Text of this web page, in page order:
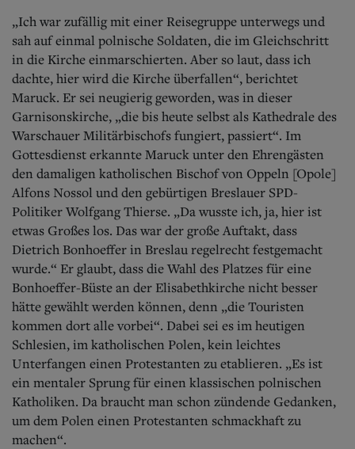
„Ich war zufällig mit einer Reisegruppe unterwegs und
sah auf einmal polnische Soldaten, die im Gleichschritt
in die Kirche einmarschierten. Aber so laut, dass ich
dachte, hier wird die Kirche überfallen“, berichtet
Maruck. Er sei neugierig geworden, was in dieser
Garnisonskirche, „die bis heute selbst als Kathedrale des
Warschauer Militärbischofs fungiert, passiert“. Im
Gottesdienst erkannte Maruck unter den Ehrengästen
den damaligen katholischen Bischof von Oppeln [Opole]
Alfons Nossol und den gebürtigen Breslauer SPD-
Politiker Wolfgang Thierse. „Da wusste ich, ja, hier ist
etwas Großes los. Das war der große Auftakt, dass
Dietrich Bonhoeffer in Breslau regelrecht festgemacht
wurde.“ Er glaubt, dass die Wahl des Platzes für eine
Bonhoeffer-Büste an der Elisabethkirche nicht besser
hätte gewählt werden können, denn „die Touristen
kommen dort alle vorbei“. Dabei sei es im heutigen
Schlesien, im katholischen Polen, kein leichtes
Unterfangen einen Protestanten zu etablieren. „Es ist
ein mentaler Sprung für einen klassischen polnischen
Katholiken. Da braucht man schon zündende Gedanken,
um dem Polen einen Protestanten schmackhaft zu
machen“.